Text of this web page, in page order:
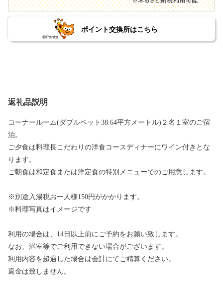
ポイント交換所はこちら
返礼品説明
コーナールーム(ダブルベット38.64平方メートル)２名１室のご宿
泊。
ご夕食は料理長こだわりの洋食コースディナーにワイン付きとな
ります。
ご朝食は和定食または洋定食の特別メニューでのご用意します。
※別途入湯税お一人様150円がかかります。
※料理写真はイメージです
利用の場合は、14日以上前にご予約をお願い致します。
なお、満室等でご利用できない場合がございます。
利用内容を超過した場合は会計にてご精算ください。
返金は致しません。